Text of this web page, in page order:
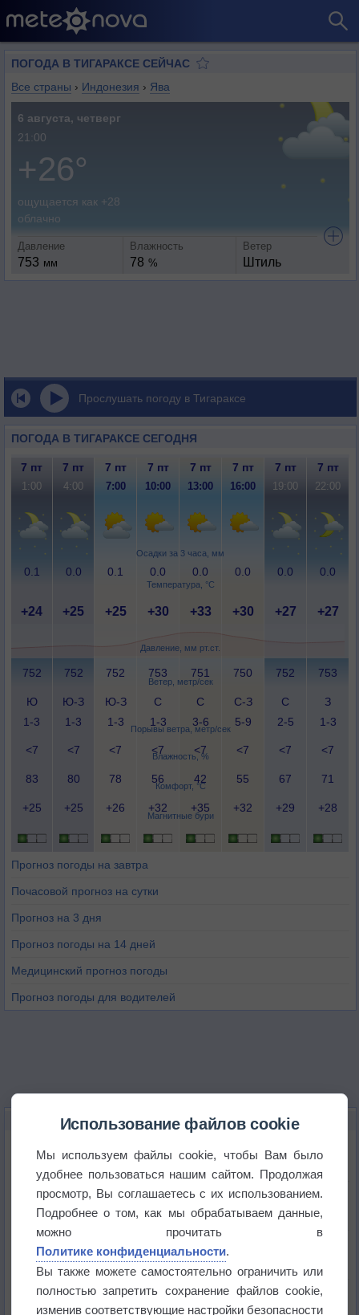
ПОГОДА В ТИГАРАКСЕ СЕЙЧАС
Все страны › Индонезия › Ява
6 августа, четверг
21:00
+26°
ощущается как +28
облачно
Давление
753 мм
Влажность
78 %
Ветер
Штиль
Прослушать погоду в Тигараксе
ПОГОДА В ТИГАРАКСЕ СЕГОДНЯ
Осадки за 3 часа, мм
Температура, °C
Давление, мм рт.ст.
Ветер, метр/сек
Порывы ветра, метр/сек
Влажность, %
Комфорт, °C
Магнитные бури
7 пт 7 пт 7 пт 7 пт 7 пт 7 пт 7 пт 7 пт
1:00 4:00 7:00 10:00 13:00 16:00 19:00 22:00
0.1 0.0 0.1 0.0 0.0 0.0 0.0 0.0
+24 +25 +25 +30 +33 +30 +27 +27
752 752 752 753 751 750 752 753
Ю
1-3
Ю-З
1-3
Ю-З
1-3
С
1-3
С
3-6
С-З
5-9
С
2-5
З
1-3
<7 <7 <7 <7 <7 <7 <7 <7
83 80 78 56 42 55 67 71
+25 +25 +26 +32 +35 +32 +29 +28
Прогноз погоды на завтра
Почасовой прогноз на сутки
Прогноз на 3 дня
Прогноз погоды на 14 дней
Медицинский прогноз погоды
Прогноз погоды для водителей
НОВОЕ О ПОГОДЕ
Приложение построит маршрут через тень
Атмосфера начала замерзать
В Приморье обнаружены морские волны тепла
Использование файлов cookie
Мы используем файлы cookie, чтобы Вам было
удобнее пользоваться нашим сайтом. Продолжая
просмотр, Вы соглашаетесь с их использованием.
Подробнее о том, как мы обрабатываем данные,
можно прочитать в
Политике конфиденциальности.
Вы также можете самостоятельно ограничить или
полностью запретить сохранение файлов cookie,
изменив соответствующие настройки безопасности